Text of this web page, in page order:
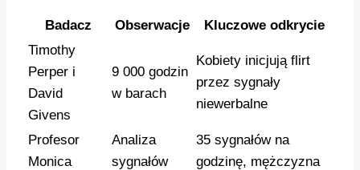
Badacz Obserwacje
Kluczowe odkrycie
Timothy
Perper i
David
Givens
9 000 godzin
w barach
Kobiety inicjują flirt
przez sygnały
niewerbalne
Profesor
Monica
Analiza
sygnałów
35 sygnałów na
godzinę, mężczyzna